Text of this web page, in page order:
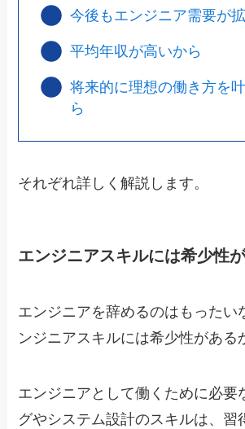
今後もエンジニア需要が
平均年収が高いから
将来的に理想の働き方を
ら
それぞれ詳しく解説します。
エンジニアスキルには希少性
エンジニアを辞めるのはもったい
ンジニアスキルには希少性がある
エンジニアとして働くために必要
グやシステム設計のスキルは、習